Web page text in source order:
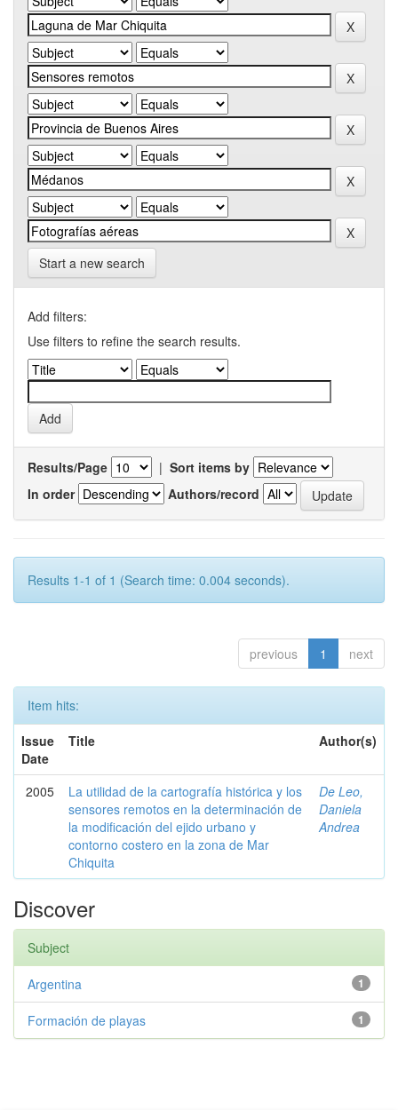
Start a new search
Add filters:
Use filters to refine the search results.
Results/Page | Sort items by
In order
Authors/record
Results 1-1 of 1 (Search time: 0.004 seconds).
previous 1 next
Item hits:
Issue
Date
Title Author(s)
2005
La utilidad de la cartografía histórica y los
sensores remotos en la determinación de
la modificación del ejido urbano y
contorno costero en la zona de Mar
Chiquita
De Leo,
Daniela
Andrea
Discover
Subject
1
Argentina
1
Formación de playas